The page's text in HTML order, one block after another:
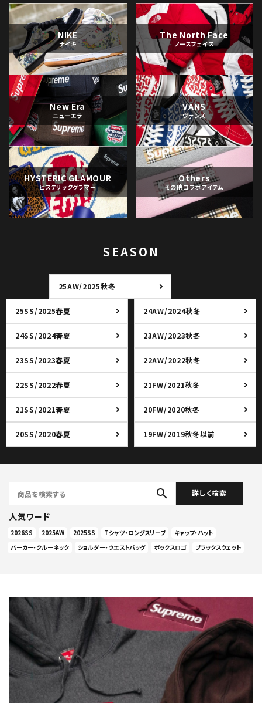
NIKE
ナイキ
The North Face
ノースフェイス
New Era
ニューエラ
VANS
ヴァンズ
HYSTERIC GLAMOUR
ヒステリックグラマー
Others
その他コラボアイテム
SEASON
25AW/2025秋冬
25SS/2025春夏 24AW/2024秋冬
24SS/2024春夏 23AW/2023秋冬
23SS/2023春夏 22AW/2022秋冬
22SS/2022春夏 21FW/2021秋冬
21SS/2021春夏 20FW/2020秋冬
20SS/2020春夏 19FW/2019秋冬以前
search 詳しく検索
人気ワード
2026SS 2025AW 2025SS Tシャツ・ロングスリーブ
キャップ・ハット
パーカー・クルーネック
ショルダー・ウエストバッグ ボックスロゴ ブラックスウェット